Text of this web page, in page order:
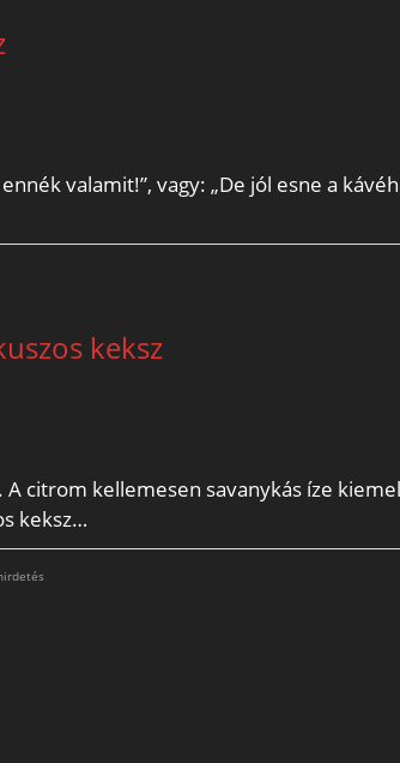
valamit!”, vagy: „De jól esne a
keksz
citrom kellemesen savanykás íze
keksz…